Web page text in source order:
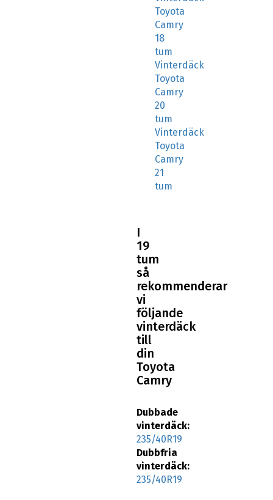
Toyota
Camry
18
tum
Vinterdäck
Toyota
Camry
20
tum
Vinterdäck
Toyota
Camry
21
tum
I
19
tum
så
rekommenderar
vi
följande
vinterdäck
till
din
Toyota
Camry
Dubbade
vinterdäck:
235/40R19
Dubbfria
vinterdäck:
235/40R19